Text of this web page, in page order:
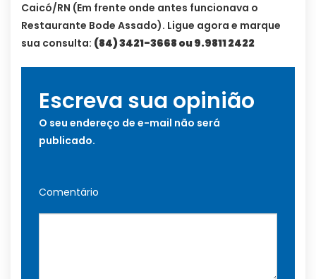
Caicó/RN (Em frente onde antes funcionava o
Restaurante Bode Assado). Ligue agora e marque
sua consulta: (84) 3421-3668 ou 9.9811 2422
Escreva sua opinião
O seu endereço de e-mail não será
publicado.
Comentário